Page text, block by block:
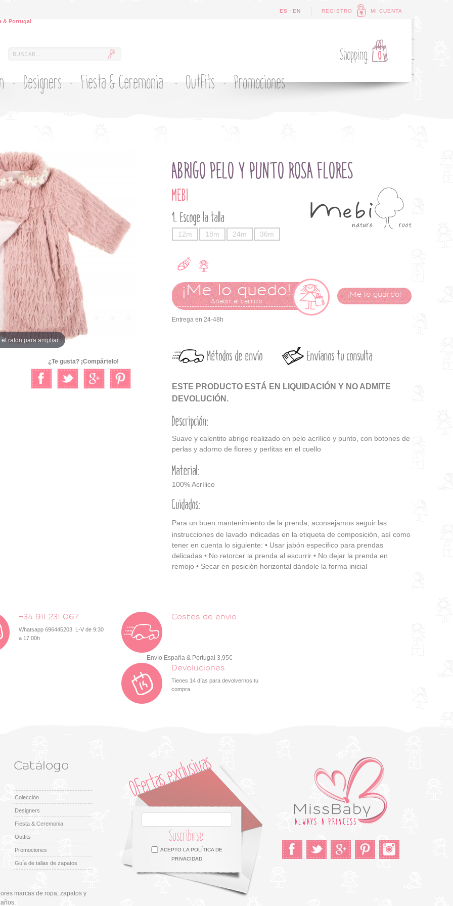
& Portugal
REGISTRO MI CUENTA
ES - EN
Shopping: 0
Designers Fiesta & Ceremonia Outfits Promociones
el ratón para ampliar
¿Te gusta? ¡Compártelo!
ABRIGO PELO Y PUNTO ROSA FLORES
MEBI
Escoge la talla
12m 18m 24m 36m
¡Me lo quedo!
Añadir al carrito
¡Me lo guardo!
Entrega en 24-48h
Métodos de envío Envíanos tu consulta
ESTE PRODUCTO ESTÁ EN LIQUIDACIÓN Y NO ADMITE
DEVOLUCIÓN.
Descripción:
Suave y calentito abrigo realizado en pelo acrílico y punto, con botones de
perlas y adorno de flores y perlitas en el cuello
Material:
100% Acrílico
Cuidados:
Para un buen mantenimiento de la prenda, aconsejamos seguir las
instrucciones de lavado indicadas en la etiqueta de composición, así como
tener en cuenta lo siguiente: • Usar jabón especifico para prendas
delicadas • No retorcer la prenda al escurrir • No dejar la prenda en
remojo • Secar en posición horizontal dándole la forma inicial
+34 911 231 067
Whatsapp 696445203 L-V de 9:30
a 17:00h
Costes de envío
Envío España & Portugal 3,95€
Devoluciones
Tienes 14 días para devolvernos tu
compra
Catálogo
Colección
Designers
Fiesta & Ceremonia
Outfits
Promociones
Guía de tallas de zapatos
marcas de ropa, zapatos y
Suscribirse
ACEPTO LAPOLÍTICA DE
PRIVACIDAD
Facebook Twitter Google +